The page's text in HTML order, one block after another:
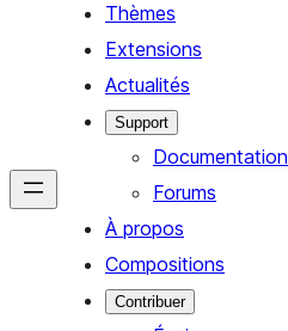
Thèmes
Extensions
Actualités
Support
Documentation
Forums
À propos
Compositions
Contribuer